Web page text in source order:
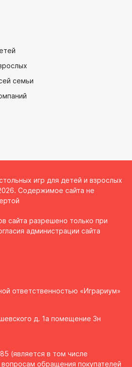
семьи
игр для детей и взрослых
Содержимое сайта не
сайта разрешено только при
администрации сайта
ответственностью «Играриум»
д. 1а помещение 3н
(является в том числе
вопросам обращения покупателей